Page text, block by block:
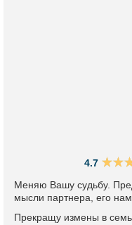
4.7
Меняю Вашу судьбу.
мысли партнера, его
Прекращу измены в